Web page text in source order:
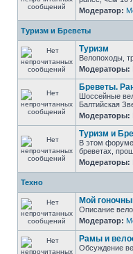
Модератор:
Туризм и Бреветы
Туризм
Велопоходы,
Модераторы:
Бреветы.
Шоссейные
Балтийская
Модераторы:
Туризм и
В этом форуме
бреветах,
Модераторы:
Техно
Мой
Описание
Модератор:
Рамы и
Обсуждение